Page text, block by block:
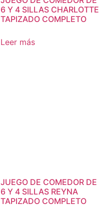
6 Y 4 SILLAS CHARLOTTE
TAPIZADO COMPLETO
Leer más
JUEGO DE COMEDOR DE
6 Y 4 SILLAS REYNA
TAPIZADO COMPLETO